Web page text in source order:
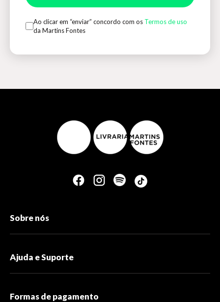
Ao clicar em “enviar” concordo com os Termos de uso
da Martins Fontes
Sobre nós
Ajuda e Suporte
Formas de pagamento